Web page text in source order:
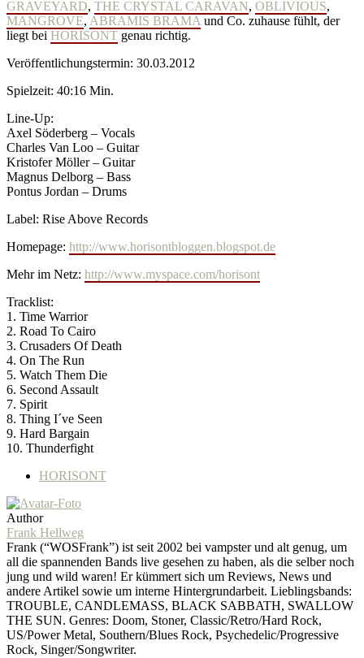
GRAVEYARD, THE CRYSTAL CARAVAN, OBLIVIOUS,
MANGROVE, ABRAMIS BRAMA und Co. zuhause fühlt, der
liegt bei HORISONT genau richtig.
Veröffentlichungstermin: 30.03.2012
Spielzeit: 40:16 Min.
Line-Up:
Axel Söderberg – Vocals
Charles Van Loo – Guitar
Kristofer Möller – Guitar
Magnus Delborg – Bass
Pontus Jordan – Drums
Label: Rise Above Records
Homepage: http://www.horisontbloggen.blogspot.de
Mehr im Netz: http://www.myspace.com/horisont
Tracklist:
1. Time Warrior
2. Road To Cairo
3. Crusaders Of Death
4. On The Run
5. Watch Them Die
6. Second Assault
7. Spirit
8. Thing I´ve Seen
9. Hard Bargain
10. Thunderfight
HORISONT
Author
Frank Hellweg
Frank (“WOSFrank”) ist seit 2002 bei vampster und alt genug, um
all die spannenden Bands live gesehen zu haben, als die selber noch
jung und wild waren! Er kümmert sich um Reviews, News und
andere Artikel sowie um interne Hintergrundarbeit. Lieblingsbands:
TROUBLE, CANDLEMASS, BLACK SABBATH, SWALLOW
THE SUN. Genres: Doom, Stoner, Classic/Retro/Hard Rock,
US/Power Metal, Southern/Blues Rock, Psychedelic/Progressive
Rock, Singer/Songwriter.